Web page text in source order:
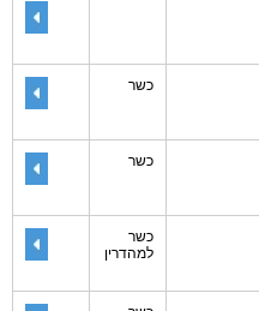
כשר
כשר
כשר
למהדרין